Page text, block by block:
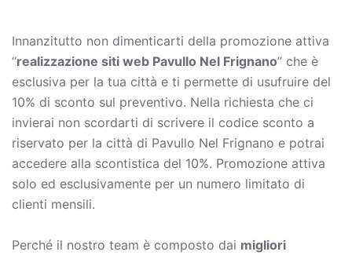
Innanzitutto non dimenticarti della promozione attiva
“realizzazione siti web Pavullo Nel Frignano” che è
esclusiva per la tua città e ti permette di usufruire del
10% di sconto sul preventivo. Nella richiesta che ci
invierai non scordarti di scrivere il codice sconto a
riservato per la città di Pavullo Nel Frignano e potrai
accedere alla scontistica del 10%. Promozione attiva
solo ed esclusivamente per un numero limitato di
clienti mensili.
Perché il nostro team è composto dai migliori